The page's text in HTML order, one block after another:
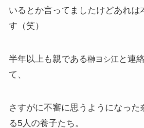
いるとか言ってましたけどあれは
す（笑）
半年以上も親である榊ヨシ江 と連
て、
さすがに不審に思うようになった
る5人の養子たち。